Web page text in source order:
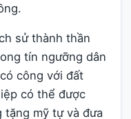
sử thành thần
tín ngưỡng dân
công với đất
có thể được
mỹ tự và đưa